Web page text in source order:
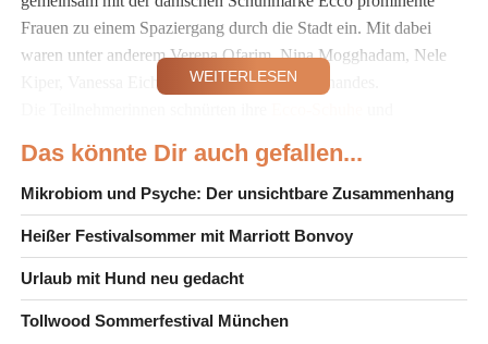
Frauen zu einem Spaziergang durch die Stadt ein. Mit dabei
waren unter anderem Verena Ofarim, Nina Mogghadam, Nele
Kiper, Vanessa Eichholz und Milka Loff-Fernandes.
Begegnungen, inspirierender Austausch und ein
Perspektivwechsel – weg von der Hektik des Alltags, hin zu
echter Verbindung.
Frauen-Netzwerk trifft
Schuhmarke
WEITERLESEN
Das könnte Dir auch gefallen...
Mikrobiom und Psyche: Der unsichtbare Zusammenhang
Heißer Festivalsommer mit Marriott Bonvoy
Urlaub mit Hund neu gedacht
Tollwood Sommerfestival München